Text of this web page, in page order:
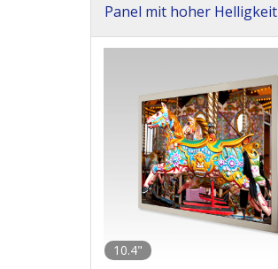
Panel mit hoher Helligkeit
10.4"